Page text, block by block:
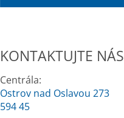
KONTAKTUJTE NÁS
Centrála:
Ostrov nad Oslavou 273
594 45